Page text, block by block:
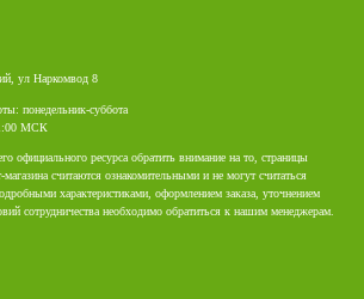
ул Наркомвод 8
понедельник-суббота
МСК
официального ресурса обратить внимание на то, страницы
магазина считаются ознакомительными и не могут считаться
характеристиками, оформлением заказа, уточнением
сотрудничества необходимо обратиться к нашим менеджерам.